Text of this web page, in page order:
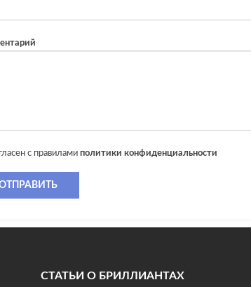
с правилами политики конфиденциальности
СТАТЬИ О БРИЛЛИАНТАХ